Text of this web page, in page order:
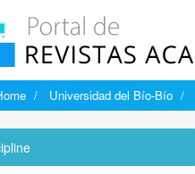
Universidad del Bío-Bío